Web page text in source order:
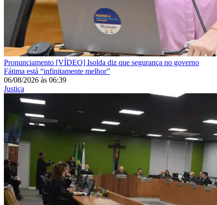
Pronunciamento [VÍDEO] Isolda diz que segurança no governo
Fátima está “infinitamente melhor”
06/08/2026 às 06:39
Justiça